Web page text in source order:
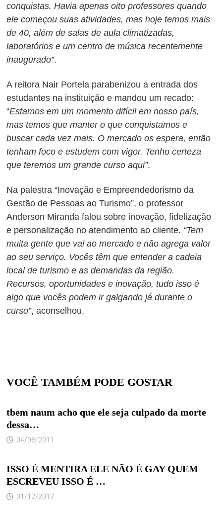
conquistas. Havia apenas oito professores quando
ele começou suas atividades, mas hoje temos mais
de 40, além de salas de aula climatizadas,
laboratórios e um centro de música recentemente
inaugurado”.
A reitora Nair Portela parabenizou a entrada dos
estudantes na instituição e mandou um recado:
“Estamos em um momento difícil em nosso país,
mas temos que manter o que conquistamos e
buscar cada vez mais. O mercado os espera, então
tenham foco e estudem com vigor. Tenho certeza
que teremos um grande curso aqui”.
Na palestra “Inovação e Empreendedorismo da
Gestão de Pessoas ao Turismo”, o professor
Anderson Miranda falou sobre inovação, fidelização
e personalização no atendimento ao cliente. “Tem
muita gente que vai ao mercado e não agrega valor
ao seu serviço. Vocês têm que entender a cadeia
local de turismo e as demandas da região.
Recursos, oportunidades e inovação, tudo isso é
algo que vocês podem ir galgando já durante o
curso”, aconselhou.
VOCÊ TAMBÉM PODE GOSTAR
tbem naum acho que ele seja culpado da morte
dessa…
04/08/2011
ISSO É MENTIRA ELE NÃO É GAY QUEM
ESCREVEU ISSO É …
01/12/2012